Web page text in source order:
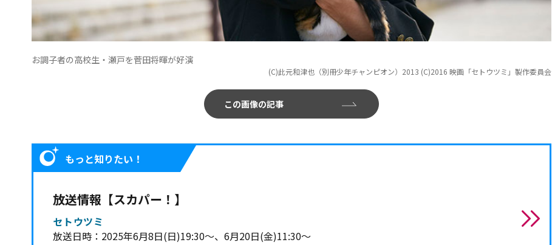
お調子者の高校生・瀬戸を菅田将暉が好演
(C)此元和津也（別冊少年チャンピオン）2013 (C)2016 映画「セトウツミ」製作委員会
この画像の記事
もっと知りたい！
放送情報【スカパー！】
セトウツミ
放送日時：2025年6月8日(日)19:30～、6月20日(金)11:30～